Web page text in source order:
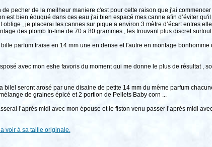
pecher de la meilheur maniere c'est pour cette raison que j'ai
est bien éduqué dans ces eau j'ai bien espacé mes canne afin d’éviter
, je placerai les cannes sur pique a environ 3 mètre d’écart entres
des plomb In-line de 70 a 80 grammes , les trouvant plus discret
parfum fraise en 14 mm une en dense et l'autre en montage
avec mon eshe favoris du moment qui me donne le plus de résultat ,
bilel seront arosé par une disaine de petite 14 mm du même parfum
de graines épicé et 2 portion de Pellets Baby corn ...
l’après midi avec mon épouse et le fiston venu passer l’après midi
voir à sa taille originale.